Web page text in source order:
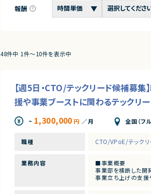
報酬
48件中 1件〜10件を表示中
【週5日・CTO/テックリード候補募
援や事業ブーストに関わるテックリー
~ 1,300,000 円 ／月 全国（フ
職種 CTO/VPoE/テックリ
業務内容
■事業概要
事業部を横断した開
事業立ち上げの支援